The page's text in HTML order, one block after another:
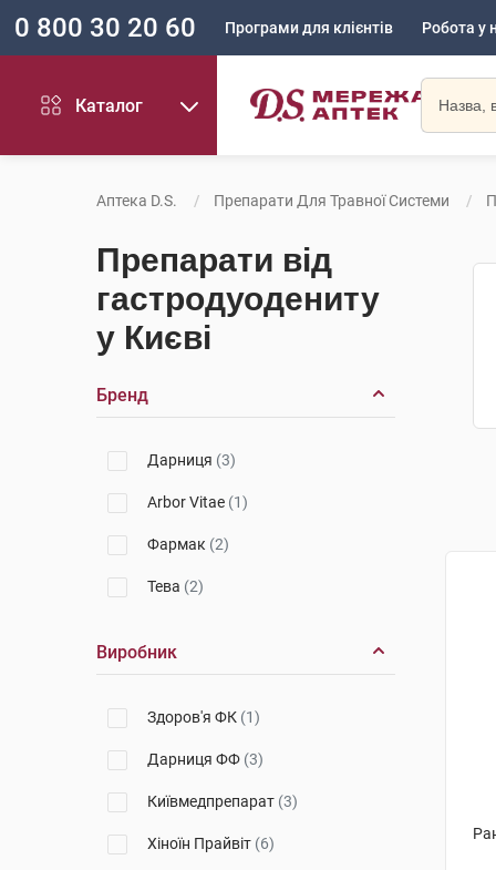
0 800 30 20 60 Програми для клієнтів Робота у
Каталог
Аптека D.S. Препарати Для Травної Системи
Препарати від
гастродуодениту
у Києві
Бренд
Дарниця (3)
Arbor Vitae (1)
Фармак (2)
Тева (2)
Виробник
Здоров'я ФК (1)
Дарниця ФФ (3)
Київмедпрепарат (3)
Хіноїн Прайвіт (6)